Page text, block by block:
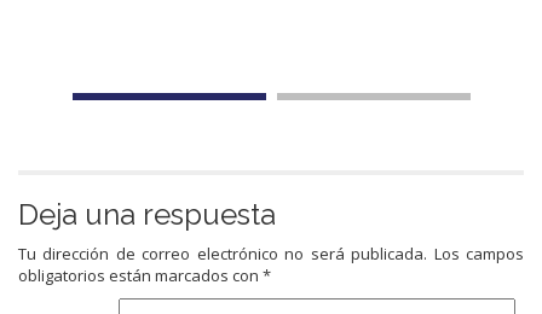
Deja una respuesta
Tu dirección de correo electrónico no será publicada. Los campos
obligatorios están marcados con *